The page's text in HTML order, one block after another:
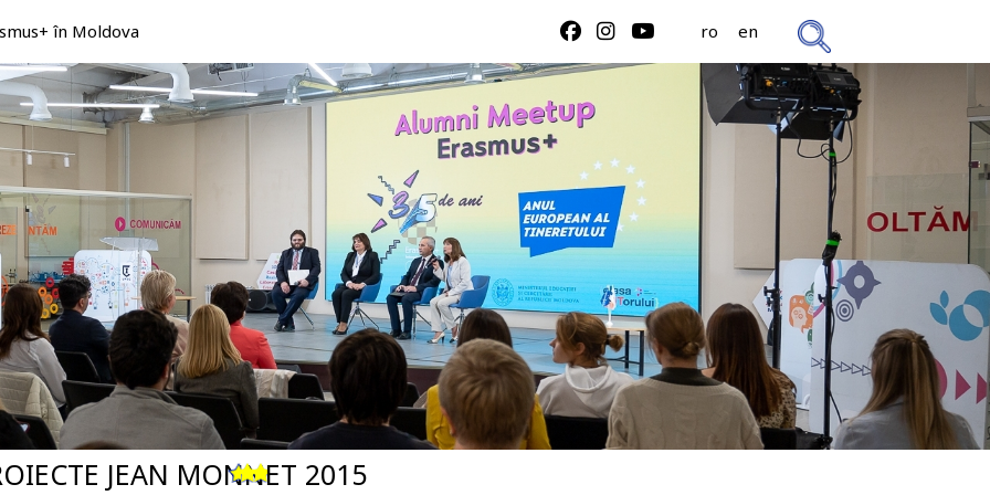
în Moldova ro en
JEAN MONNET 2015